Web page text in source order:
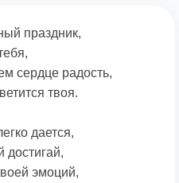
праздник,
сердце радость,
твоя.
дается,
эмоций,